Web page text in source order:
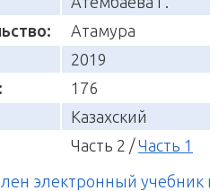
Атамура
2019
176
Казахский
Часть 2 /Часть 1
электронный учебник